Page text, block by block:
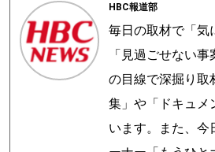
HBC報道部
毎日の取材で「気
「見過ごせない
の目線で深掘り取
集」や「ドキュメ
います。また、今